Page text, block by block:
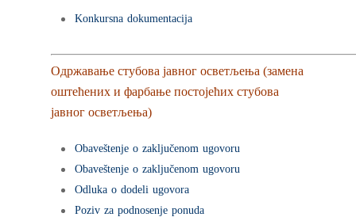
Konkursna dokumentacija
Одржавање стубова јавног осветљења (замена
оштећених и фарбање постојећих стубова
јавног осветљења)
Obaveštenje o zaključenom ugovoru
Obaveštenje o zaključenom ugovoru
Odluka o dodeli ugovora
Poziv za podnosenje ponuda